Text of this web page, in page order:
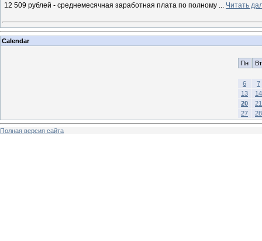
12 509 рублей - среднемесячная заработная плата по полному Читать
Calendar
Пн Вт
6
7
13
14
20
21
27
28
Полная версия сайта